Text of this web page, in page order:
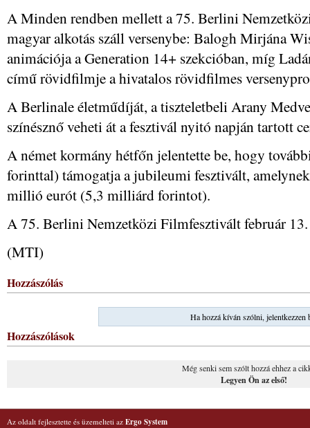
A Minden rendben mellett a 75. Berlini
magyar alkotás száll versenybe: Balogh Mirjána
animációja a Generation 14+ szekcióban, míg
című rövidfilmje a hivatalos rövidfilmes
A Berlinale életműdíját, a tiszteletbeli Arany
színésznő veheti át a fesztivál nyitó napján tartott
A német kormány hétfőn jelentette be, hogy
forinttal) támogatja a jubileumi fesztivált,
millió eurót (5,3 milliárd forintot).
A 75. Berlini Nemzetközi Filmfesztivált február
(MTI)
Hozzászólás
Ha hozzá kíván szólni, jelentkezzen
Hozzászólások
Még senki sem szólt hozzá ehhez a
Legyen Ön az első!
Az oldalt fejlesztette és üzemelteti az Ergo System